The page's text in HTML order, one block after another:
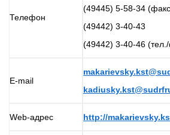
Телефон
(49445) 5-58-34
(49442) 3-40-43
(49442) 3-40-46
E-mail
Web-адрес http://